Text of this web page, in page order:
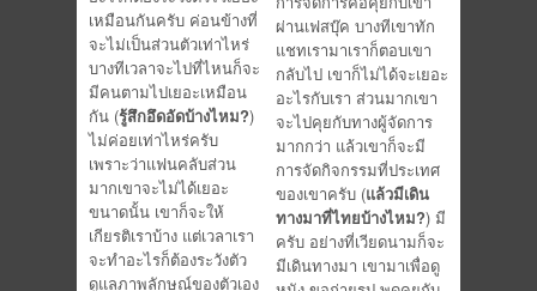
เหมือนกันครับ ค่อนข้างที่
จะไม่เป็นส่วนตัวเท่าไหร่
บางทีเวลาจะไปที่ไหนก็จะ
มีคนตามไปเยอะเหมือน
กัน (รู้สึกอึดอัดบ้างไหม?)
ไม่ค่อยเท่าไหร่ครับ
เพราะว่าแฟนคลับส่วน
มากเขาจะไม่ได้เยอะ
ขนาดนั้น เขาก็จะให้
เกียรติเราบ้าง แต่เวลาเรา
จะทำอะไรก็ต้องระวังตัว
ดูแลภาพลักษณ์ของตัวเอง
ผ่านเฟสบุ๊ค บางทีเขาทัก
แชทเรามาเราก็ตอบเขา
กลับไป เขาก็ไม่ได้จะเยอะ
อะไรกับเรา ส่วนมากเขา
จะไปคุยกับทางผู้จัดการ
มากกว่า แล้วเขาก็จะมี
การจัดกิจกรรมที่ประเทศ
ของเขาครับ (แล้วมีเดิน
ทางมาที่ไทยบ้างไหม?) มี
ครับ อย่างที่เวียดนามก็จะ
มีเดินทางมา เขามาเพื่อดู